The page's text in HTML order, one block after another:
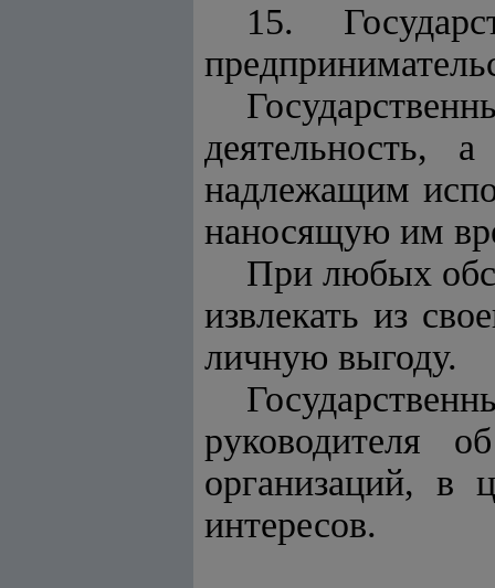
15.
деятельность,
надлежащим
наносящую им
При любых
извлекать из
личную выгоду.
руководителя
организаций, в
интересов.